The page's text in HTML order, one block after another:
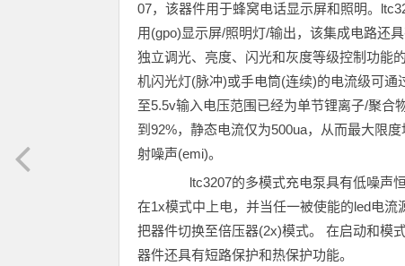
07，该器件用于蜂窝电话显示屏和照明。
用(gpo)显示屏/照明灯/输出，该集成电路还
独立调光、亮度、闪光和灰度等级控制功能
机闪光灯(脉冲)或手电筒(连续)的电流级可
至5.5v输入电压范围已经为单节锂离子/聚合
到92%，静态电流仅为500ua，从而最大限
射噪声(emi)。
ltc3207的多模式充电泵具有低噪声恒
在1x模式中上电，并当任一被使能的led电
把器件切换至倍压器(2x)模式。 在启动和模
器件还具有短路保护和热保护功能。